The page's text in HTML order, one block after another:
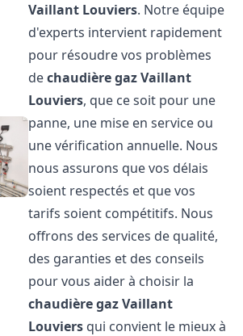
Vaillant Louviers. Notre équipe
d'experts intervient rapidement
pour résoudre vos problèmes
dechaudière gaz Vaillant
Louviers, que ce soit pour une
panne, une mise en service ou
une vérification annuelle. Nous
nous assurons que vos délais
soient respectés et que vos
tarifs soient compétitifs. Nous
offrons des services de qualité,
des garanties et des conseils
pour vous aider à choisir la
chaudière gaz Vaillant
Louviers qui convient le mieux à